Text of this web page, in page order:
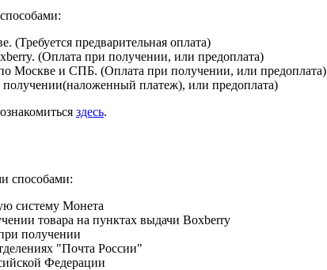
предварительная оплата)
(Оплата при получении, или предоплата)
Москве и СПБ. (Оплата при получении, или предоплата)
платеж), или предоплата)
здесь.
способами:
систему Монета
товара на пунктах выдачи Boxberry
получении
"Почта России"
Федерации